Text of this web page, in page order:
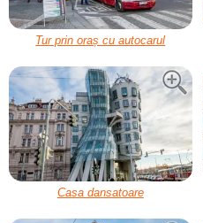
Tur prin oraș cu autocarul
Casa dansatoare